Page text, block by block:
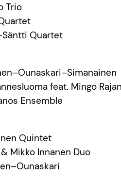
Trio
Säntti Quartet
feat. Mingo
Ensemble
Quintet
Mikko Innanen Duo